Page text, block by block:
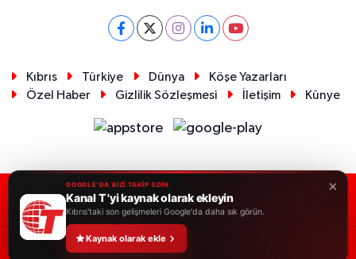
Kıbrıs Türkiye Dünya
Köşe Yazarları
Özel Haber
Gizlilik Sözleşmesi İletişim Künye
RSS Copyright © 2026. Her hakkı saklıdır.
Haber Yazılımı:
×
GOOGLE'DA BİZİ TAKİP EDİN
Kanal T 'yi kaynak olarak ekleyin
Kıbrıs'taki son gelişmeleri Google'da daha sık görün.
Kaynak olarak ekle